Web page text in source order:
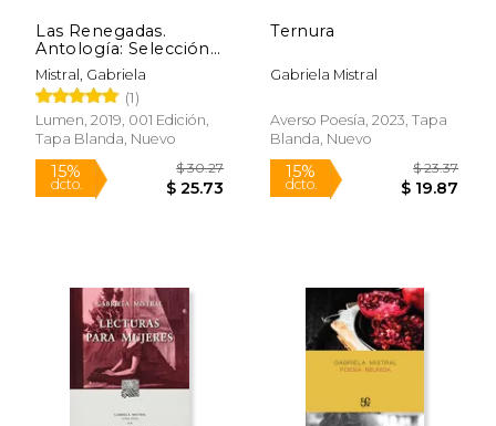
$ 22.43
Las Renegadas.
Antología: Selección
y Prólogo de Lina
Meruane
Mistral, Gabriela
(1)
Lumen, 2019, 001 Edición,
Tapa Blanda, Nuevo
Ternura
Gabriela Mistral
Averso Poesía, 2023, Tapa
Blanda, Nuevo